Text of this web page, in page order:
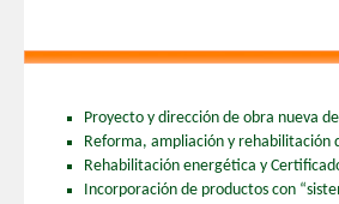
Proyecto y dirección de obra nueva
Reforma, ampliación y rehabilitación
Rehabilitación energética y
Incorporación de productos con